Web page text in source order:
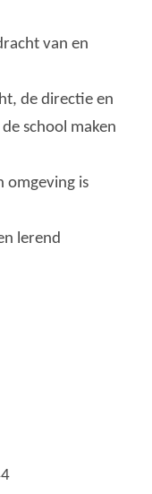
van en
de directie en
school maken
omgeving is
lerend